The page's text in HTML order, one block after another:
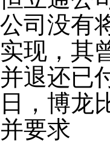
公司没有
实现，其
并退还已
日，博龙
并要求